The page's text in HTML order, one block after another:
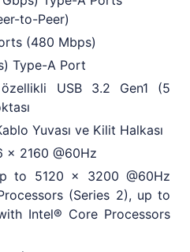
to-Peer)
(480 Mbps)
Type-A Port
USB 3.2 Gen1 (5
Yuvası ve Kilit Halkası
x 2160 @60Hz
to 5120 x 3200 @60Hz
(Series 2), up to
Intel® Core Processors